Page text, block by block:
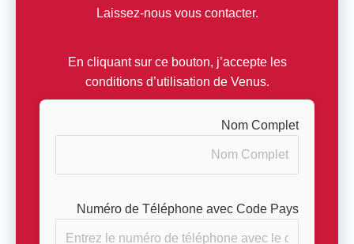
Laissez-nous vous contacter.
En cliquant sur ce bouton, j’accepte les
conditions d’utilisation de Venus.
Nom Complet
Numéro de Téléphone avec Code Pays